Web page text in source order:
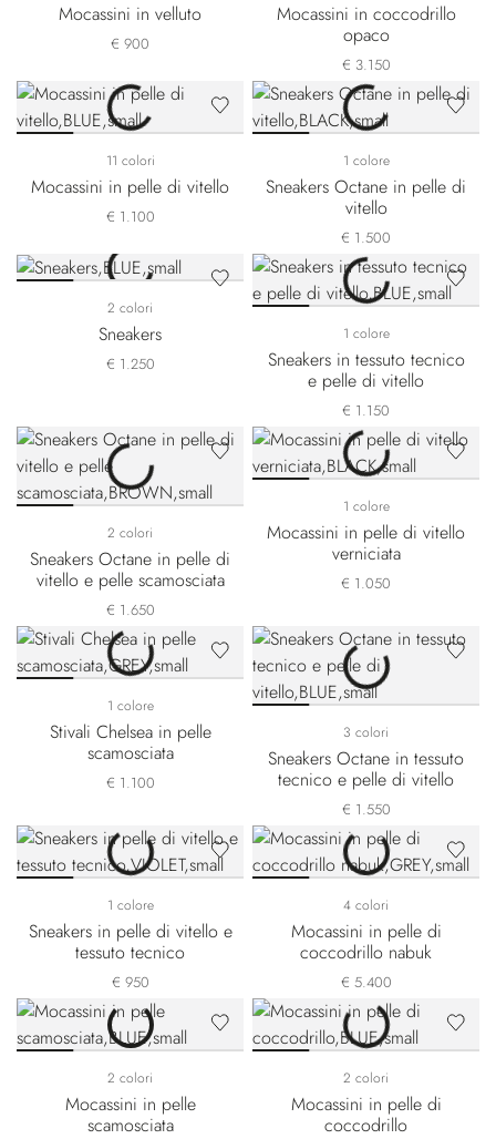
Mocassini in velluto
€ 900
Mocassini in coccodrillo
opaco
€ 3.150
11 colori
Mocassini in pelle di vitello
€ 1.100
1 colore
Sneakers Octane in pelle di
vitello
€ 1.500
2 colori
Sneakers
€ 1.250
1 colore
Sneakers in tessuto tecnico
e pelle di vitello
€ 1.150
2 colori
Sneakers Octane in pelle di
vitello e pelle scamosciata
€ 1.650
1 colore
Mocassini in pelle di vitello
verniciata
€ 1.050
1 colore
Stivali Chelsea in pelle
scamosciata
€ 1.100
3 colori
Sneakers Octane in tessuto
tecnico e pelle di vitello
€ 1.550
1 colore
Sneakers in pelle di vitello e
tessuto tecnico
€ 950
4 colori
Mocassini in pelle di
coccodrillo nabuk
€ 5.400
2 colori
Mocassini in pelle
scamosciata
2 colori
Mocassini in pelle di
coccodrillo